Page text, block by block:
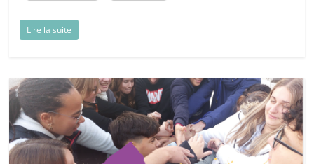
Lire la suite